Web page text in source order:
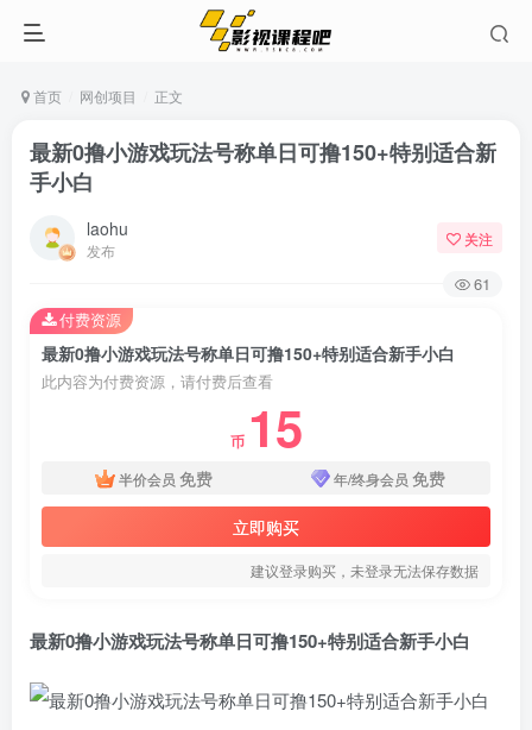
首页 网创项目 正文
最新0撸小游戏玩法号称单日可撸150+特别适合新
手小白
laohu
发布
关注
61
最新0撸小游戏玩法号称单日可撸150+特别适合新手小白
此内容为付费资源，请付费后查看
币 15
半价会员 免费 年/终身会员 免费
立即购买
建议登录购买，未登录无法保存数据
付费资源
最新0撸小游戏玩法号称单日可撸150+特别适合新手小白